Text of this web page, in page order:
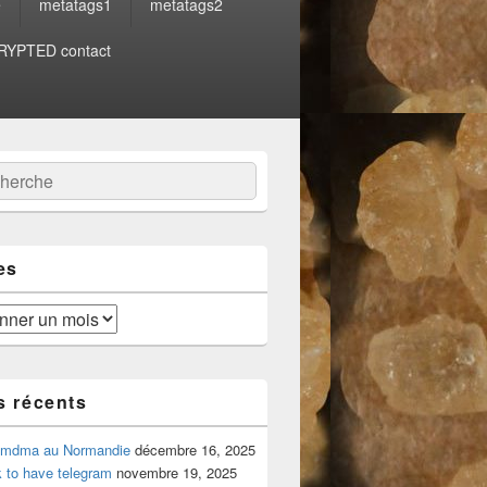
contact
récents
au Normandie décembre 16, 2025
to have telegram novembre 19, 2025